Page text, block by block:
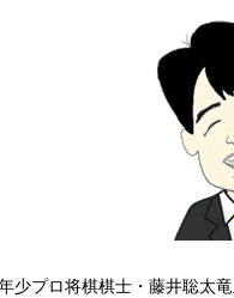
少プロ将棋棋士・藤井聡太